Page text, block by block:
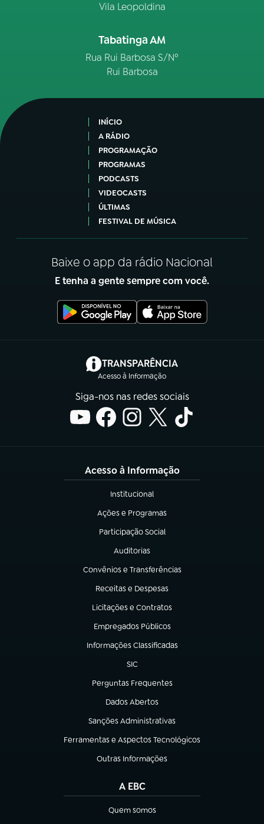
Vila Leopoldina
Tabatinga AM
Rua Rui Barbosa S/Nº
Rui Barbosa
INÍCIO
A RÁDIO
PROGRAMAÇÃO
PROGRAMAS
PODCASTS
VIDEOCASTS
ÚLTIMAS
FESTIVAL DE MÚSICA
Baixe o app da rádio Nacional
E tenha a gente sempre com você.
TRANSPARÊNCIA
Acesso à Informação
(abre em nova aba)
Siga-nos nas redes sociais
Acesso à Informação
Institucional
(abre em nova aba)
Ações e Programas
(abre em nova aba)
Participação Social
(abre em nova aba)
Auditorias
(abre em nova aba)
Convênios e Transferências
(abre em nova aba)
Receitas e Despesas
(abre em nova aba)
Licitações e Contratos
(abre em nova aba)
Empregados Públicos
(abre em nova aba)
Informações Classificadas
(abre em nova aba)
SIC
(abre em nova aba)
Perguntas Frequentes
(abre em nova aba)
Dados Abertos
(abre em nova aba)
Sanções Administrativas
(abre em nova aba)
Ferramentas e Aspectos Tecnológicos
(abre em nova aba)
Outras Informações
(abre em nova aba)
A EBC
Quem somos
(abre em nova aba)